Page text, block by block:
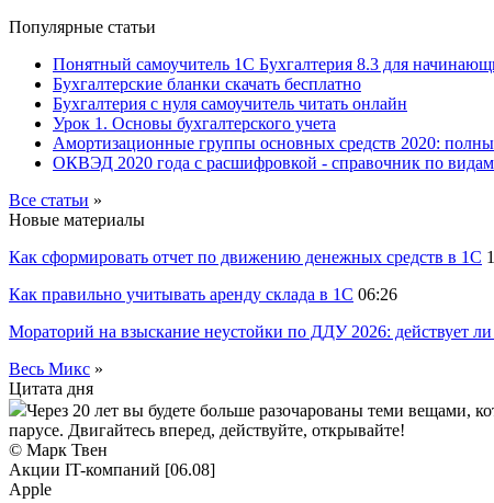
Популярные статьи
Понятный самоучитель 1С Бухгалтерия 8.3 для
Бухгалтерские бланки скачать бесплатно
Бухгалтерия с нуля самоучитель читать онлайн
Урок 1. Основы бухгалтерского учета
Амортизационные группы основных средств 2020:
ОКВЭД 2020 года с расшифровкой - справочник по видам
Все статьи »
Новые материалы
Как сформировать отчет по движению денежных средств в 1С
Как правильно учитывать аренду склада в 1С 06:26
Мораторий на взыскание неустойки по ДДУ 2026: действует
Весь Микс »
Цитата дня
Через 20 лет вы будете больше разочарованы теми вещами,
парусе. Двигайтесь вперед, действуйте, открывайте!
© Марк Твен
Акции IT-компаний [06.08]
Apple